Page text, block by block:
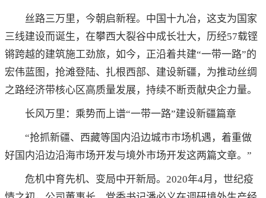
丝路三万里，今朝启新程。中国十九冶，这支为国家
三线建设而诞生，在攀西大裂谷中成长壮大，历经57载铿
锵跨越的建筑施工劲旅，如今，正沿着共建“一带一路”的
宏伟蓝图，抢滩登陆、扎根西部、建设新疆，为推动丝绸
之路经济带核心区高质量发展，持续不断贡献央企力量。
长风万里：乘势而上谱“一带一路”建设新疆篇章
“抢抓新疆、西藏等国内沿边城市市场机遇，着重做
好国内沿边沿海市场开发与境外市场开发这两篇文章。”
危机中育先机、变局中开新局。2020年4月，世纪疫